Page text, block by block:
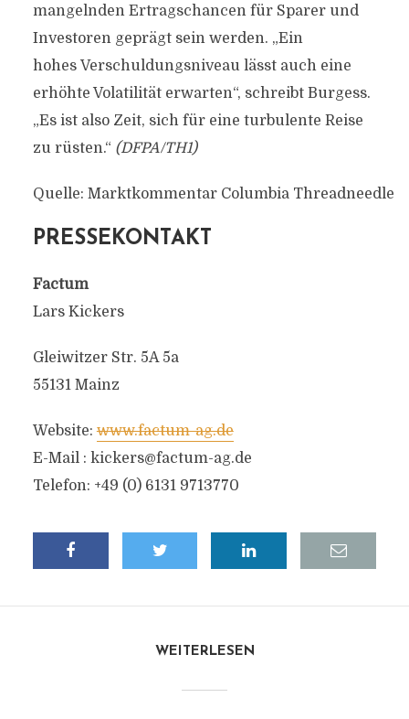
mangelnden Ertragschancen für Sparer und
Investoren geprägt sein werden. „Ein
hohes Verschuldungsniveau lässt auch eine
erhöhte Volatilität erwarten“, schreibt Burgess.
„Es ist also Zeit, sich für eine turbulente Reise
zu rüsten.“ (DFPA/TH1)
Quelle: Marktkommentar Columbia Threadneedle
PRESSEKONTAKT
Factum
Lars Kickers
Gleiwitzer Str. 5A 5a
55131 Mainz
Website:www.factum-ag.de
E-Mail : kickers@factum-ag.de
Telefon: +49 (0) 6131 9713770
WEITERLESEN